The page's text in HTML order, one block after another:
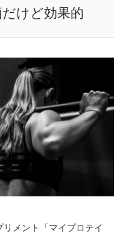
けど効果的
メント「マイプロテイ